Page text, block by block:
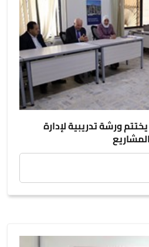
ورشة تدريبية لإدارة
المشاريع